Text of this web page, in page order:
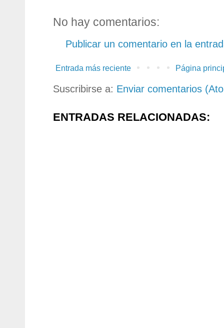
No hay comentarios:
Publicar un comentario en la
Entrada más reciente Página
Suscribirse a: Enviar comentarios
ENTRADAS RELACIONADAS: